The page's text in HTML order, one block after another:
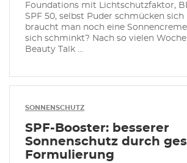
Foundations mit Lichtschutzfaktor,
SPF 50, selbst Puder schmücken sich
braucht man noch eine
sich schminkt? Nach so vielen
Beauty Talk ...
SONNENSCHUTZ
SPF-Booster: besserer
Sonnenschutz durch
Formulierung